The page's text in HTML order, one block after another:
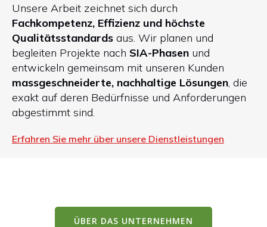
Unsere Arbeit zeichnet sich durch
Fachkompetenz, Effizienz und höchste
Qualitätsstandards aus. Wir planen und
begleiten Projekte nach SIA-Phasen und
entwickeln gemeinsam mit unseren Kunden
massgeschneiderte, nachhaltige Lösungen, die
exakt auf deren Bedürfnisse und Anforderungen
abgestimmt sind.
Erfahren Sie mehr über unsere Dienstleistungen
ÜBER DAS UNTERNEHMEN